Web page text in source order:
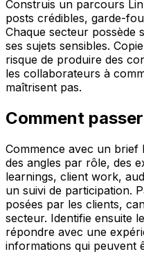
Construis un parcours
posts crédibles, garde-
Chaque secteur possède
ses sujets sensibles.
risque de produire des
les collaborateurs à
maîtrisent pas.
Comment
Commence avec un brief
des angles par rôle, des
learnings, client work,
un suivi de participation.
posées par les clients,
secteur. Identifie ensuite
répondre avec une
informations qui peuvent